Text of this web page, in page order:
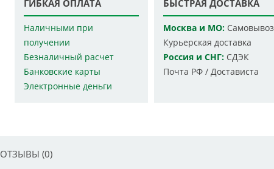
ГИБКАЯ ОПЛАТА
Наличными при
получении
Безналичный расчет
Банковские карты
Электронные деньги
БЫСТРАЯ ДОСТАВКА
Москва и МО:Самовывоз
Курьерская доставка
Россия и СНГ:СДЭК
Почта РФ / Достависта
ОТЗЫВЫ (0)